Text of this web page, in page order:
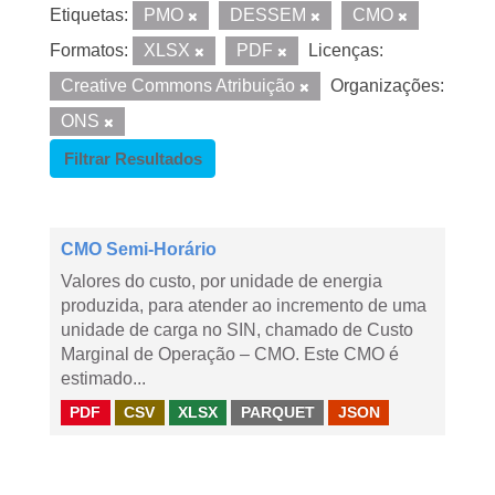
Etiquetas: PMO DESSEM
CMO
Formatos:
XLSX PDF
Licenças:
Creative Commons Atribuição
Organizações:
ONS
Filtrar Resultados
CMO Semi-Horário
Valores do custo, por unidade de energia
produzida, para atender ao incremento de uma
unidade de carga no SIN, chamado de Custo
Marginal de Operação – CMO. Este CMO é
estimado...
PDF CSV XLSX PARQUET JSON